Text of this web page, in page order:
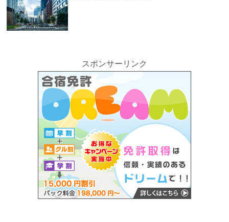
スポンサーリンク